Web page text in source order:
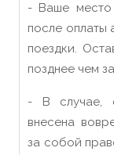
- Ваше место
после оплаты
поездки.
позднее чем
- В случае,
внесена
за собой